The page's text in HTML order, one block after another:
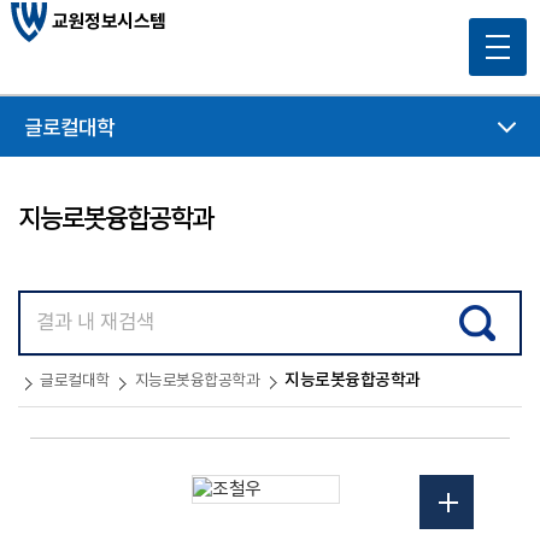
교원정보시스템
글로컬대학
지능로봇융합공학과
글로컬대학 지능로봇융합공학과 지능로봇융합공학과